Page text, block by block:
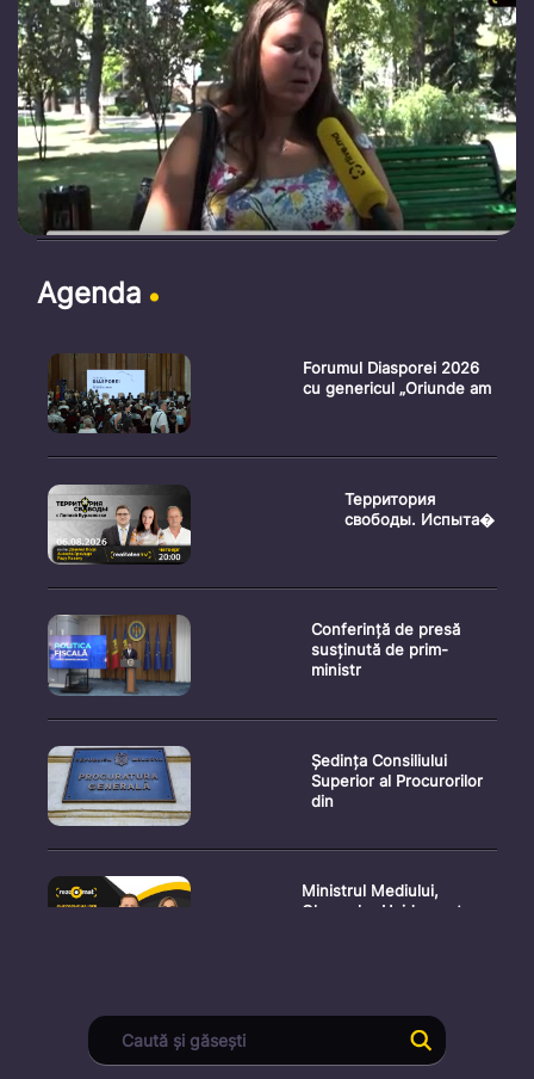
Agenda
Forumul Diasporei 2026
cu genericul „Oriunde am
Территория
свободы. Испыта�
Conferință de presă
susținută de prim-
ministr
Ședința Consiliului
Superior al Procurorilor
din
Ministrul Mediului,
Gheorghe Hajder, este
Consultări publice privind
proiectul de lege pent